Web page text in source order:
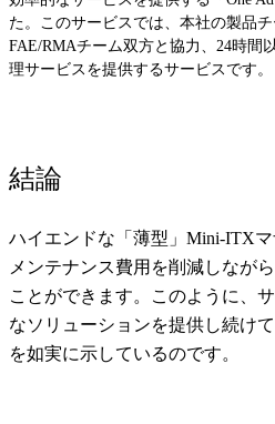
た。このサービスでは、本社の製品
FAE/RMAチーム双方と協力、24時間
理サービスを提供するサービスです。
結論
ハイエンドな「薄型」Mini-ITXマ
メンテナンス費用を削減しなが
ことができます。このように、
なソリューションを提供し続け
を如実に示しているのです。